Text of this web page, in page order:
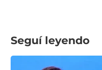
Seguí leyendo